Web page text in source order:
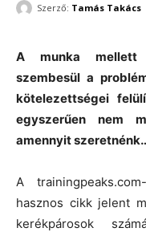
Szerző: Tamás Takács
A munka mellett
szembesül a
kötelezettségei
egyszerűen nem
amennyit
A
hasznos cikk jelent
kerékpárosok